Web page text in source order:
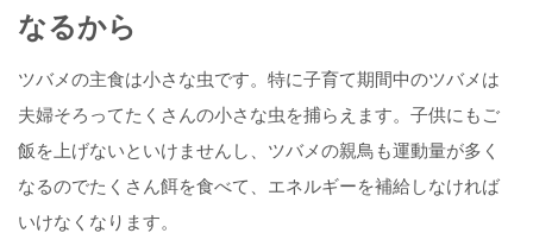
なるから
ツバメの主食は小さな虫です。特に子育て期間中のツバメは
夫婦そろってたくさんの小さな虫を捕らえます。子供にもご
飯を上げないといけませんし、ツバメの親鳥も運動量が多く
なるのでたくさん餌を食べて、エネルギーを補給しなければ
いけなくなります。